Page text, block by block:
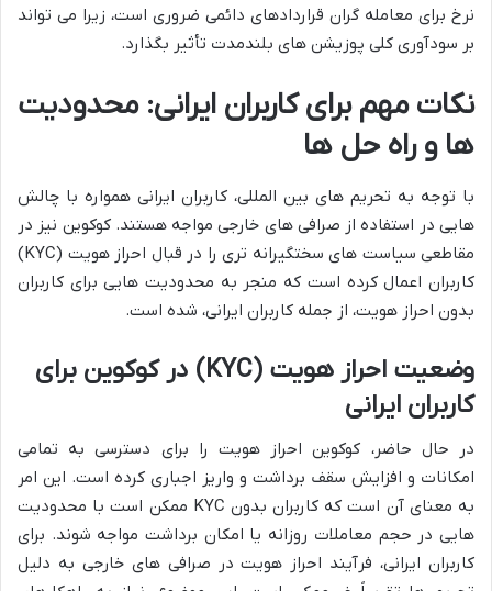
نرخ برای معامله گران قراردادهای دائمی ضروری است، زیرا می تواند
بر سودآوری کلی پوزیشن های بلندمدت تأثیر بگذارد.
نکات مهم برای کاربران ایرانی: محدودیت
ها و راه حل ها
با توجه به تحریم های بین المللی، کاربران ایرانی همواره با چالش
هایی در استفاده از صرافی های خارجی مواجه هستند. کوکوین نیز در
مقاطعی سیاست های سختگیرانه تری را در قبال احراز هویت (KYC)
کاربران اعمال کرده است که منجر به محدودیت هایی برای کاربران
بدون احراز هویت، از جمله کاربران ایرانی، شده است.
وضعیت احراز هویت (KYC) در کوکوین برای
کاربران ایرانی
در حال حاضر، کوکوین احراز هویت را برای دسترسی به تمامی
امکانات و افزایش سقف برداشت و واریز اجباری کرده است. این امر
به معنای آن است که کاربران بدون KYC ممکن است با محدودیت
هایی در حجم معاملات روزانه یا امکان برداشت مواجه شوند. برای
کاربران ایرانی، فرآیند احراز هویت در صرافی های خارجی به دلیل